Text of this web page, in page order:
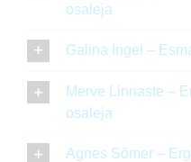
osaleja
Galina Ingel –
Merve Linnaste –
osaleja
Agnes Sõmer –